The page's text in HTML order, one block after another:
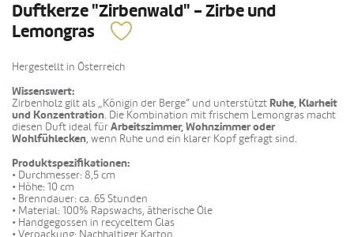
Duftkerze "Zirbenwald" - Zirbe und
Lemongras
Hergestellt in Österreich
Wissenswert:
Zirbenholz gilt als „Königin der Berge“ und unterstützt Ruhe, Klarheit
und Konzentration. Die Kombination mit frischem Lemongras macht
diesen Duft ideal fürArbeitszimmer, Wohnzimmer oder
Wohlfühlecken, wenn Ruhe und ein klarer Kopf gefragt sind.
Produktspezifikationen:
• Durchmesser: 8,5 cm
• Höhe: 10 cm
• Brenndauer: ca. 65 Stunden
• Material: 100% Rapswachs, ätherische Öle
• Handgegossen in recyceltem Glas